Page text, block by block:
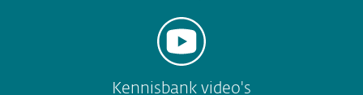
Kennisbank video's